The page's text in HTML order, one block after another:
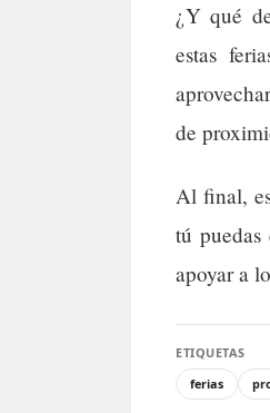
¿Y qué
estas
de
Al final,
tú
apoyar a
ETIQUETAS
ferias